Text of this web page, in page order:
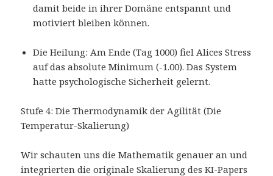
damit beide in ihrer Domäne entspannt und
motiviert bleiben können.
Die Heilung: Am Ende (Tag 1000) fiel Alices Stress
auf das absolute Minimum (-1.00). Das System
hatte psychologische Sicherheit gelernt.
Stufe 4: Die Thermodynamik der Agilität (Die
Temperatur-Skalierung)
Wir schauten uns die Mathematik genauer an und
integrierten die originale Skalierung des KI-Papers